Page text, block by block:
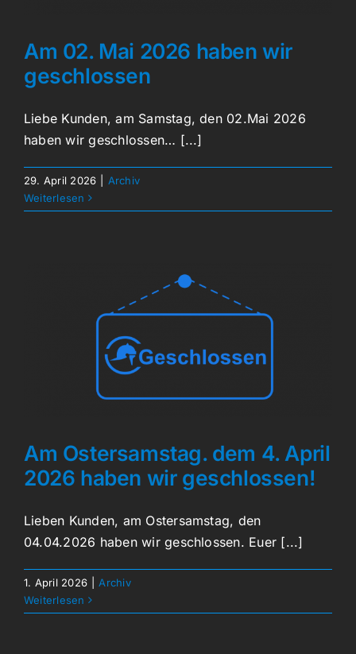
Am 02. Mai 2026 haben wir
geschlossen
Liebe Kunden, am Samstag, den 02.Mai 2026
haben wir geschlossen… [...]
29. April 2026
Archiv
Weiterlesen
Am Ostersamstag. dem 4. April
2026 haben wir geschlossen!
Lieben Kunden, am Ostersamstag, den
04.04.2026 haben wir geschlossen. Euer [...]
1. April 2026
Archiv
Weiterlesen